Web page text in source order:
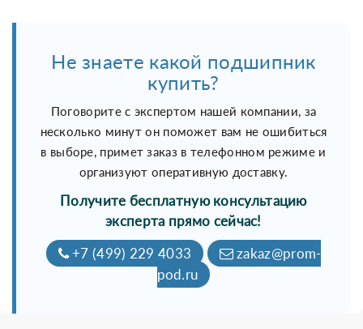
Не знаете какой подшипник
купить?
Поговорите с экспертом нашей компании, за
несколько минут он поможет вам не ошибиться
в выборе, примет заказ в телефонном режиме и
организуют оперативную доставку.
Получите бесплатную консультацию
эксперта прямо сейчас!
+7 (499) 229 4033
zakaz@prom-
pod.ru